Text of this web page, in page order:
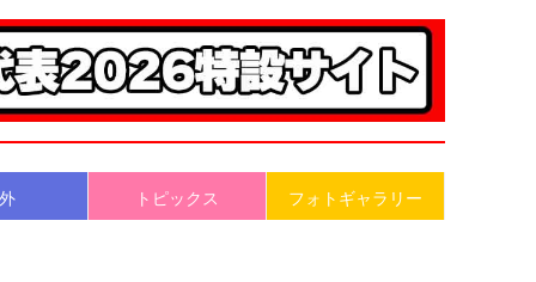
トピックス フォトギャラリー